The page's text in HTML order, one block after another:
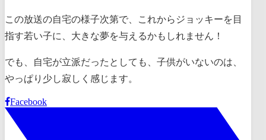
この放送の自宅の様子次第で、これからジョッキーを目
指す若い子に、大きな夢を与えるかもしれません！
でも、自宅が立派だったとしても、子供がいないのは、
やっぱり少し寂しく感じます。
Facebook